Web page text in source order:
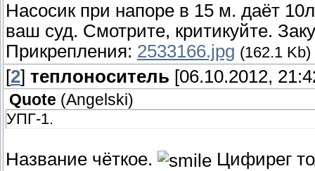
Насосик при напоре в 15 м. даёт
ваш суд. Смотрите, критикуйте.
Прикрепления: 2533166.jpg (162.1 Kb)
[2] теплоноситель [06.10.2012,
Quote (Angelski)
УПГ-1.
Название чёткое.
Цифирег